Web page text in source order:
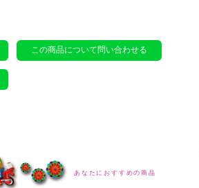
この商品について問い合わせる
あなたにおすすめの商品